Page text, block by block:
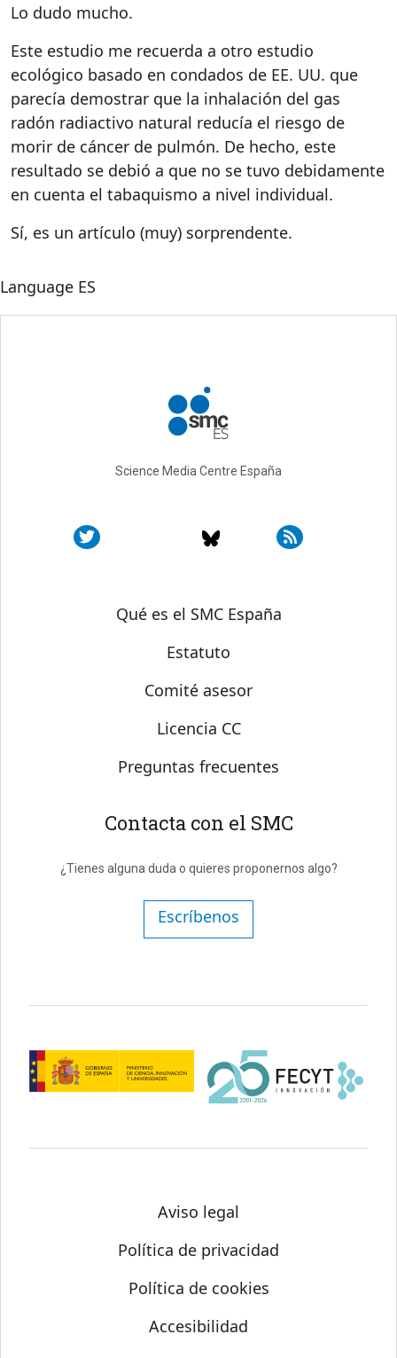
Lo dudo mucho.
Este estudio me recuerda a otro estudio
ecológico basado en condados de EE. UU. que
parecía demostrar que la inhalación del gas
radón radiactivo natural reducía el riesgo de
morir de cáncer de pulmón. De hecho, este
resultado se debió a que no se tuvo debidamente
en cuenta el tabaquismo a nivel individual.
Sí, es un artículo (muy) sorprendente.
Language ES
Science Media Centre España
Sobre SMC España
Qué es el SMC España
Estatuto
Comité asesor
Licencia CC
Preguntas frecuentes
Contacta con el SMC
¿Tienes alguna duda o quieres proponernos algo?
Escríbenos
Aviso legal
Política de privacidad
Política de cookies
Accesibilidad